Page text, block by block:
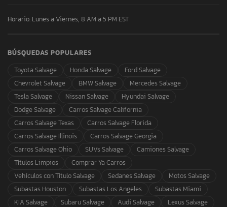
Horario: Lunes a Viernes, 8 AM a 5 PM EST
BÚSQUEDAS POPULARES
Toyota Salvage
Honda Salvage
Ford Salvage
Chevrolet Salvage
BMW Salvage
Mercedes Salvage
Tesla Salvage
Nissan Salvage
Hyundai Salvage
Dodge Salvage
Carros Salvage California
Carros Salvage Texas
Carros Salvage Florida
Carros Salvage Illinois
Carros Salvage Georgia
Carros Salvage Ohio
SUVs Salvage
Camiones Salvage
Títulos Limpios
Comprar Ya Carros
Vehículos con Título Salvage
Sedanes Salvage
Motos Salvage
Subastas Houston
Subastas Los Angeles
Subastas Miami
KIA Salvage
Subaru Salvage Audi Salvage Lexus Salvage